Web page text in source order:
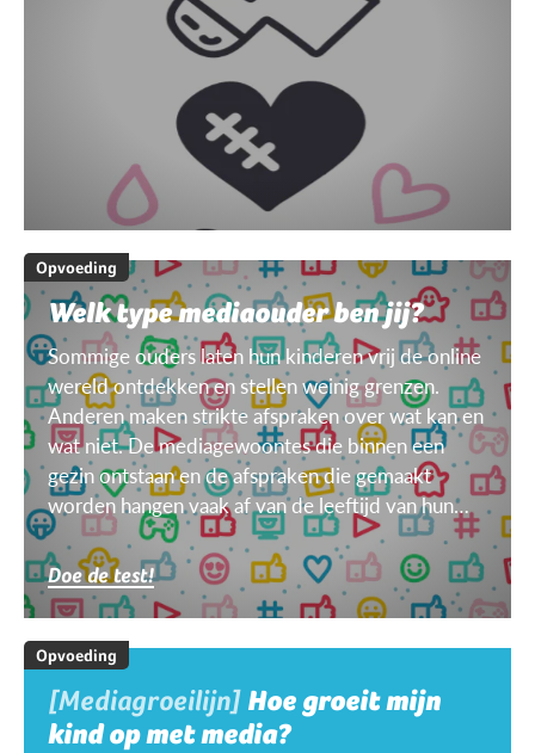
Opvoeding
Welk type mediaouder ben jij?
Sommige ouders laten hun kinderen vrij de online
wereld ontdekken en stellen weinig grenzen.
Anderen maken strikte afspraken over wat kan en
wat niet. De mediagewoontes die binnen een
gezin ontstaan en de afspraken die gemaakt
worden hangen vaak af van de leeftijd van hun
kinderen, van het doel, het toestel, het weer ...
Doe de test!
Opvoeding
[Mediagroeilijn] Hoe groeit mijn
kind op met media?